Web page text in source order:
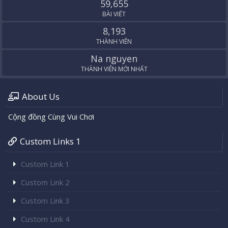
59,655
BÀI VIẾT
8,193
THÀNH VIÊN
Na nguyen
THÀNH VIÊN MỚI NHẤT
About Us
Cộng đồng Cùng Vui Chơi
Custom Links 1
Custom Link 1
Custom Link 2
Custom Link 3
Custom Link 4